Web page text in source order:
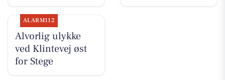
ALARM112
Alvorlig ulykke
ved Klintevej øst
for Stege